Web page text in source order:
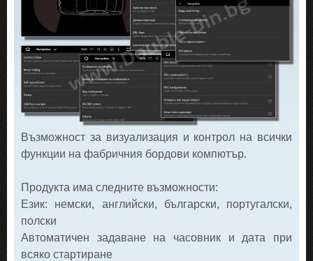
Възможност за визуализация и контрол на всички
функции на фабричния бордови компютър.
Продукта има следните възможности:
Език: немски, английски, български, португалски,
полски
Автоматичен задаване на часовник и дата при
всяко стартиране